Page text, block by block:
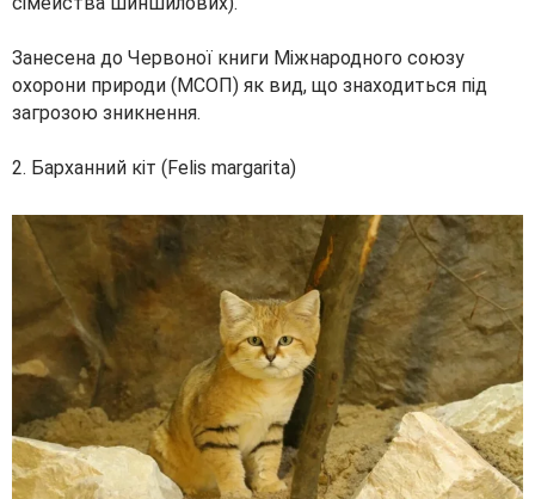
Занесена до Червоної книги Міжнародного союзу
охорони природи (МСОП) як вид, що знаходиться під
загрозою зникнення.
2. Барханний кіт (Felis margarita)